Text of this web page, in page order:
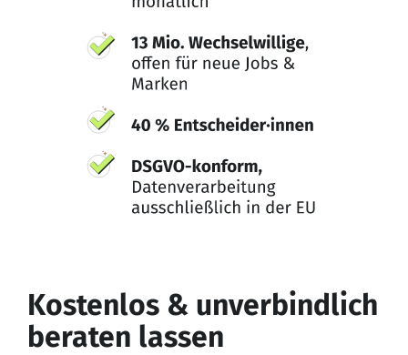
Kostenlos & unverbindlich
beraten lassen